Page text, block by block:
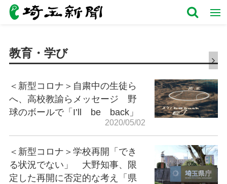
教育・学び
＜新型コロナ＞自粛中の生徒ら
へ、高校教諭らメッセージ 野
球のボールで「I’ll be back」
2020/05/02
＜新型コロナ＞学校再開「でき
る状況でない」 大野知事、限
定した再開に否定的な考え「県